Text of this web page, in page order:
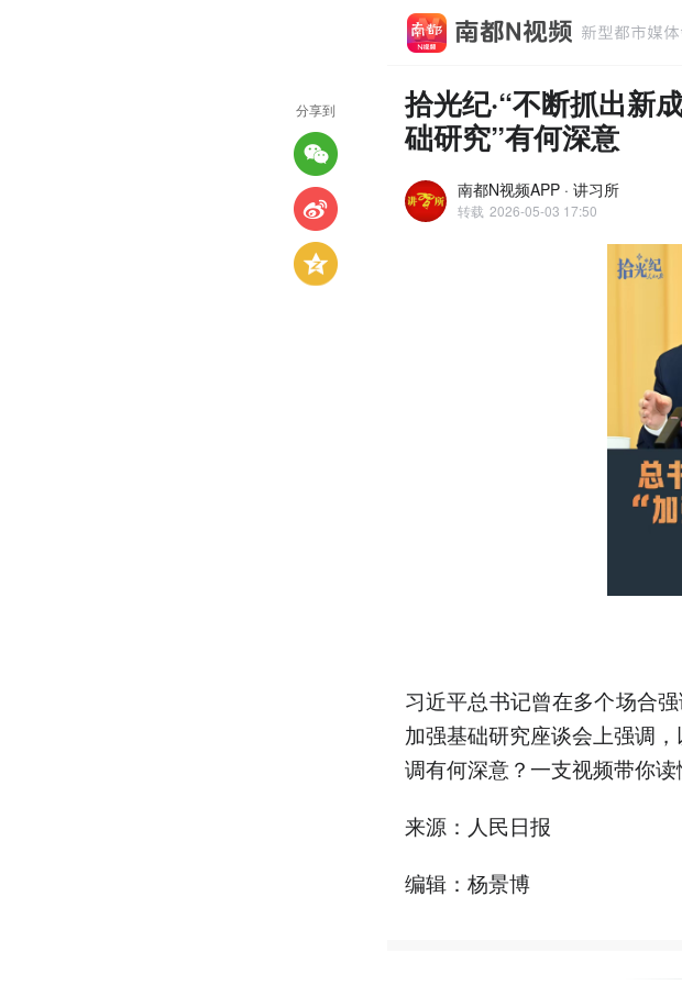
拾光纪·“不断抓出新
础研究”有何深意
南都N视频APP · 讲习所
转载 2026-05-03 17:50
习近平总书记曾在多个场合
加强基础研究座谈会上强调
调有何深意？一支视频带你读
来源：人民日报
编辑：杨景博
分享到